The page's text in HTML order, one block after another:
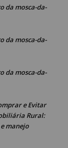
da mosca-da-
da mosca-da-
da mosca-da-
e Evitar
Rural:
manejo